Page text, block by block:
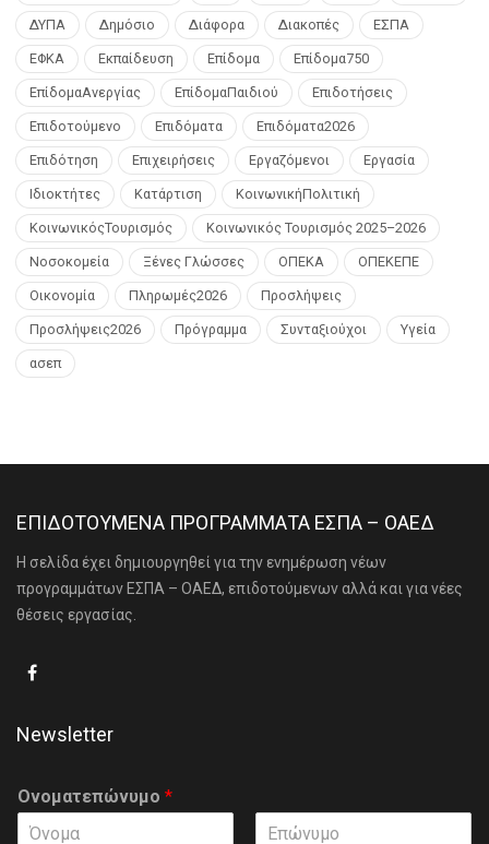
ΔΥΠΑ Δημόσιο Διάφορα Διακοπές ΕΣΠΑ
ΕΦΚΑ Εκπαίδευση Επίδομα Επίδομα750
ΕπίδομαΑνεργίας ΕπίδομαΠαιδιού Επιδοτήσεις
Επιδοτούμενο Επιδόματα Επιδόματα2026
Επιδότηση Επιχειρήσεις Εργαζόμενοι Εργασία
Ιδιοκτήτες Κατάρτιση ΚοινωνικήΠολιτική
ΚοινωνικόςΤουρισμός Κοινωνικός Τουρισμός 2025–2026
Νοσοκομεία Ξένες Γλώσσες ΟΠΕΚΑ ΟΠΕΚΕΠΕ
Οικονομία Πληρωμές2026 Προσλήψεις
Προσλήψεις2026 Πρόγραμμα Συνταξιούχοι Υγεία
ασεπ
ΕΠΙΔΟΤΟΥΜΕΝΑ ΠΡΟΓΡΑΜΜΑΤΑ ΕΣΠΑ – ΟΑΕΔ
Η σελίδα έχει δημιουργηθεί για την ενημέρωση νέων
προγραμμάτων ΕΣΠΑ – ΟΑΕΔ, επιδοτούμενων αλλά και για νέες
θέσεις εργασίας.
Newsletter
Ονοματεπώνυμο *